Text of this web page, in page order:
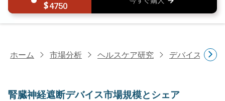
4750
ホーム 市場分析 ヘルスケア研究 デバイス・医
腎臓神経遮断デバイス市場規模とシェア